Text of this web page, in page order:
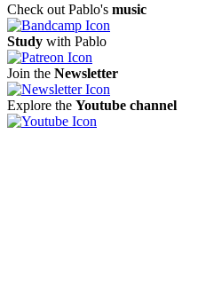
Check out Pablo's music
Study with Pablo
Join the Newsletter
Explore the Youtube channel